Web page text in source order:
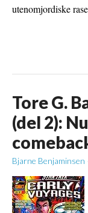
utenomjordiske
Tore G.
(del 2):
Bjarne Benjaminsen